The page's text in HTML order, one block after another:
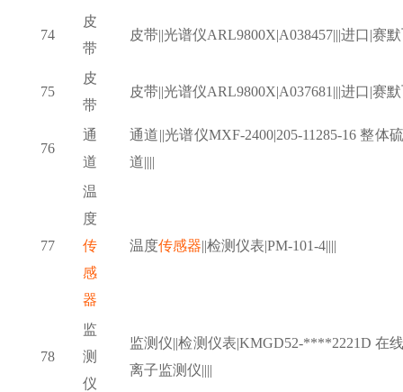
74
皮
带
皮带||光谱仪ARL9800X|A038457|||进口|赛
75
皮
带
皮带||光谱仪ARL9800X|A037681|||进口|赛
76
通
道
通道||光谱仪MXF-2400|205-11285-16 整体
道||||
77
温
度
传
感
器
温度传感器||检测仪表|PM-101-4||||
78
监
测
仪
监测仪||检测仪表|KMGD52-****2221D 在
离子监测仪||||